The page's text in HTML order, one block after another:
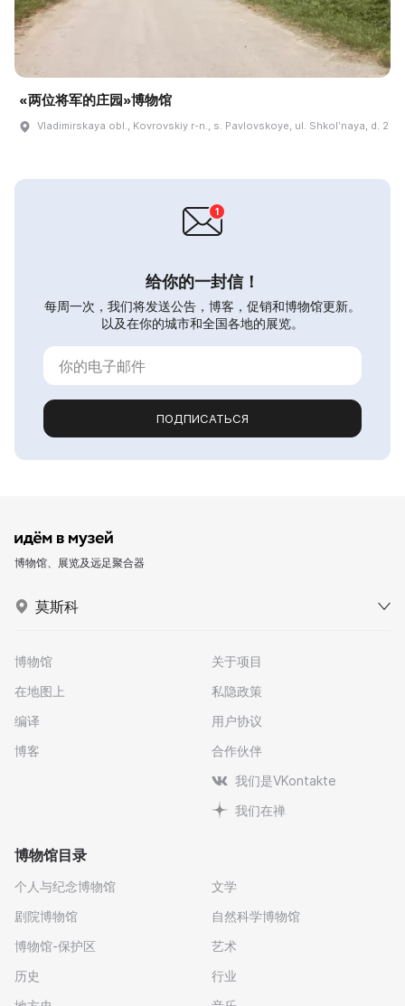
«两位将军的庄园»博物馆
Vladimirskaya obl., Kovrovskiy r-n., s. Pavlovskoye, ul. Shkolʹnaya, d. 2
给你的一封信！
每周一次，我们将发送公告，博客，促销和博物馆更新。
以及在你的城市和全国各地的展览。
ПОДПИСАТЬСЯ
博物馆、展览及远足聚合器
莫斯科
博物馆
在地图上
编译
博客
关于项目
私隐政策
用户协议
合作伙伴
我们是VKontakte
我们在禅
博物馆目录
个人与纪念博物馆
剧院博物馆
博物馆-保护区
历史
文学
自然科学博物馆
艺术
行业